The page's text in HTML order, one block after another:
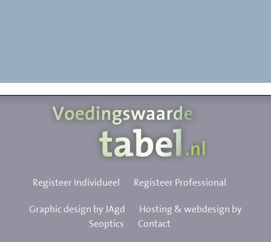
Registeer Individueel Registeer Professional
Graphic design by JAgd
Hosting & webdesign by
Seoptics
Contact